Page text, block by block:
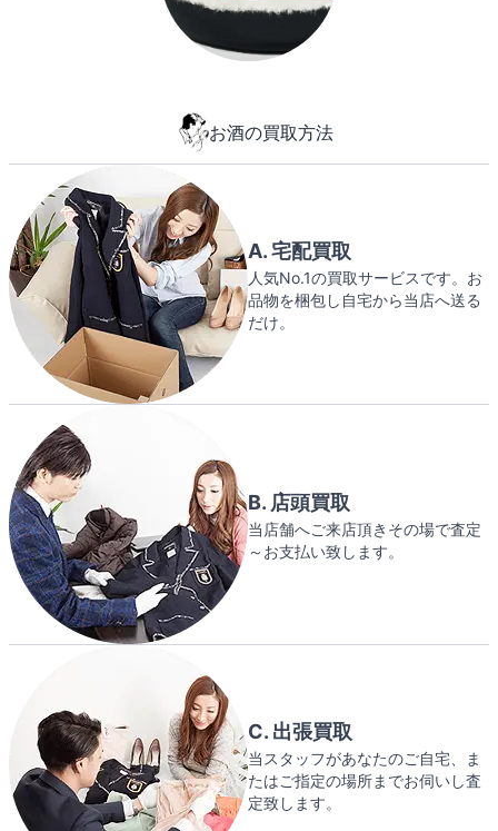
お酒の買取方法
A. 宅配買取
人気No.1の買取サービスです。お
品物を梱包し自宅から当店へ送る
だけ。
B. 店頭買取
当店舗へご来店頂きその場で査定
～お支払い致します。
C. 出張買取
当スタッフがあなたのご自宅、ま
たはご指定の場所までお伺いし査
定致します。